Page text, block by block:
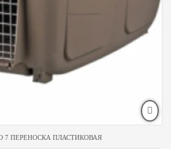
7 ПЕРЕНОСКА ПЛАСТИКОВАЯ